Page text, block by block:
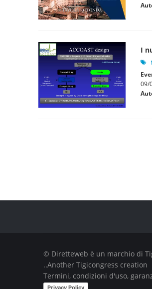
I
09/
© Diretteweb è un marchio di
..Another Tigicongress creation
Termini, condizioni d'uso,
Privacy Policy